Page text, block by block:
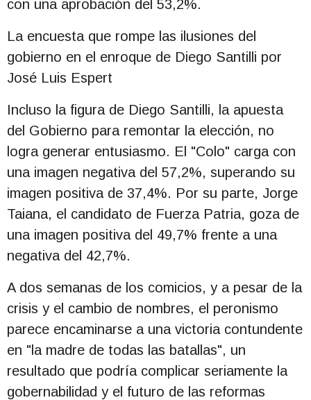
con una aprobación del 53,2%.
La encuesta que rompe las ilusiones del
gobierno en el enroque de Diego Santilli por
José Luis Espert
Incluso la figura de Diego Santilli, la apuesta
del Gobierno para remontar la elección, no
logra generar entusiasmo. El "Colo" carga con
una imagen negativa del 57,2%, superando su
imagen positiva de 37,4%. Por su parte, Jorge
Taiana, el candidato de Fuerza Patria, goza de
una imagen positiva del 49,7% frente a una
negativa del 42,7%.
A dos semanas de los comicios, y a pesar de la
crisis y el cambio de nombres, el peronismo
parece encaminarse a una victoria contundente
en "la madre de todas las batallas", un
resultado que podría complicar seriamente la
gobernabilidad y el futuro de las reformas